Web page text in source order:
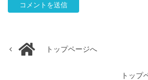
トップページへ
トップ